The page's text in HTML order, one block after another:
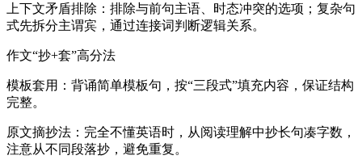
上下文矛盾排除：排除与前句主语、时态冲突的选项；复杂句
式先拆分主谓宾，通过连接词判断逻辑关系。
作文“抄+套”高分法
模板套用：背诵简单模板句，按“三段式”填充内容，保证结构
完整。
原文摘抄法：完全不懂英语时，从阅读理解中抄长句凑字数，
注意从不同段落抄，避免重复。